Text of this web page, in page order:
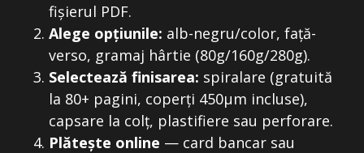
fișierul PDF.
Alege opțiunile: alb-negru/color, față-
verso, gramaj hârtie (80g/160g/280g).
Selectează finisarea: spiralare (gratuită
la 80+ pagini, coperți 450μm incluse),
capsare la colț, plastifiere sau perforare.
Plătește online — card bancar sau